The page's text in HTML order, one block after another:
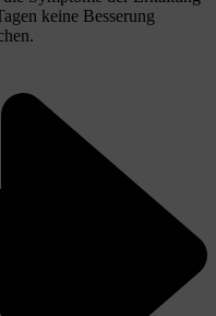
keine Besserung